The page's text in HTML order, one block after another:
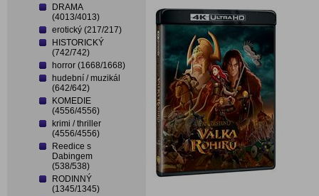
DRAMA
(4013/4013)
erotický (217/217)
HISTORICKÝ
(742/742)
horror (1668/1668)
hudební / muzikál
(642/642)
KOMEDIE
(4556/4556)
krimi / thriller
(4556/4556)
Reedice s
Dabingem
(538/538)
RODINNÝ
(1345/1345)